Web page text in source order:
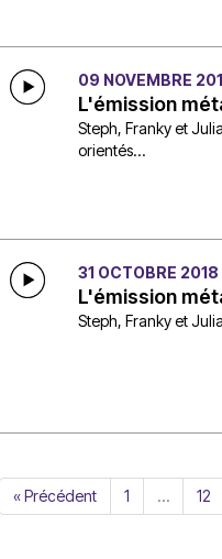
09 NOVEMBRE
L'émission
Steph, Franky et
orientés...
31 OCTOBRE 2018
L'émission
Steph, Franky et
« Précédent 1 … 12